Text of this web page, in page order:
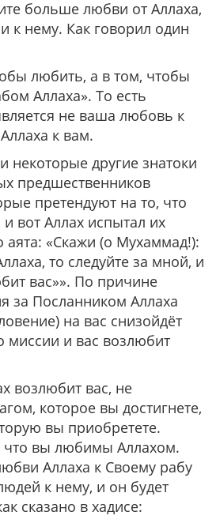
больше любви от Аллаха,
к нему. Как говорил один
любить, а в том, чтобы
Аллаха». То есть
не ваша любовь к
к вам.
и некоторые другие знатоки
предшественников
претендуют на то, что
вот Аллах испытал их
аята: «Скажи (о Мухаммад!):
то следуйте за мной, и
вас»». По причине
за Посланником Аллаха
на вас снизойдёт
миссии и вас возлюбит
возлюбит вас, не
которое вы достигнете,
вы приобретете.
что вы любимы Аллахом.
Аллаха к Своему рабу
к нему, и он будет
сказано в хадисе: